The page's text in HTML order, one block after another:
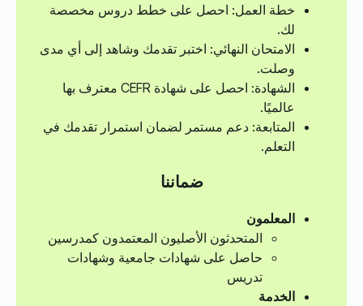
خطة العمل: احصل على خطط دروس مخصصة
لك.
الامتحان النهائي: اختبر تقدمك وشاهد إلى أي مدى
وصلت.
الشهادة: احصل على شهادة CEFR معترف بها
عالميًا.
المتابعة: دعم مستمر لضمان استمرار تقدمك في
التعلم.
ضماننا
المعلمون
المتحدثون الأصليون المعتمدون كمدرسين
حاصل على شهادات جامعية وشهادات
تدريس
الخدمة